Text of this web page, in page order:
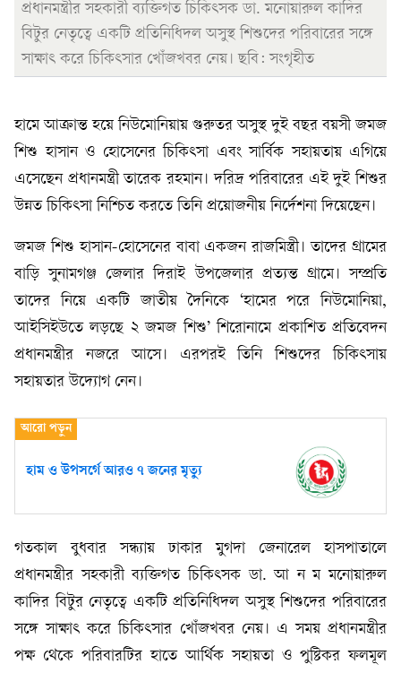
প্রধানমন্ত্রীর সহকারী ব্যক্তিগত চিকিৎসক ডা. মনোয়ারুল কাদির
বিটুর নেতৃত্বে একটি প্রতিনিধিদল অসুস্থ শিশুদের পরিবারের সঙ্গে
সাক্ষাৎ করে চিকিৎসার খোঁজখবর নেয়। ছবি: সংগৃহীত
হামে আক্রান্ত হয়ে নিউমোনিয়ায় গুরুতর অসুস্থ দুই বছর বয়সী জমজ
শিশু হাসান ও হোসেনের চিকিৎসা এবং সার্বিক সহায়তায় এগিয়ে
এসেছেন প্রধানমন্ত্রী তারেক রহমান। দরিদ্র পরিবারের এই দুই শিশুর
উন্নত চিকিৎসা নিশ্চিত করতে তিনি প্রয়োজনীয় নির্দেশনা দিয়েছেন।
জমজ শিশু হাসান-হোসেনের বাবা একজন রাজমিস্ত্রী। তাদের গ্রামের
বাড়ি সুনামগঞ্জ জেলার দিরাই উপজেলার প্রত্যন্ত গ্রামে। সম্প্রতি
তাদের নিয়ে একটি জাতীয় দৈনিকে ‘হামের পরে নিউমোনিয়া,
আইসিইউতে লড়ছে ২ জমজ শিশু’ শিরোনামে প্রকাশিত প্রতিবেদন
প্রধানমন্ত্রীর নজরে আসে। এরপরই তিনি শিশুদের চিকিৎসায়
সহায়তার উদ্যোগ নেন।
হাম ও উপসর্গে আরও ৭ জনের মৃত্যু
গতকাল বুধবার সন্ধ্যায় ঢাকার মুগদা জেনারেল হাসপাতালে
প্রধানমন্ত্রীর সহকারী ব্যক্তিগত চিকিৎসক ডা. আ ন ম মনোয়ারুল
কাদির বিটুর নেতৃত্বে একটি প্রতিনিধিদল অসুস্থ শিশুদের পরিবারের
সঙ্গে সাক্ষাৎ করে চিকিৎসার খোঁজখবর নেয়। এ সময় প্রধানমন্ত্রীর
পক্ষ থেকে পরিবারটির হাতে আর্থিক সহায়তা ও পুষ্টিকর ফলমূল